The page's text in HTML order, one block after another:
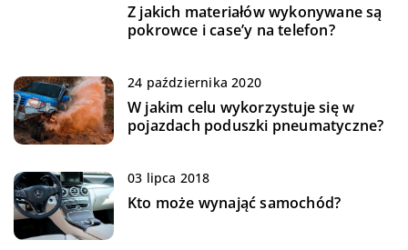
Z jakich materiałów wykonywane są
pokrowce i case’y na telefon?
24 października 2020
W jakim celu wykorzystuje się w
pojazdach poduszki pneumatyczne?
03 lipca 2018
Kto może wynająć samochód?